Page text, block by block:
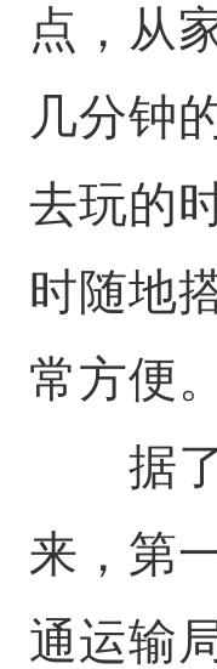
点，从
几分钟
去玩的
时随地
常方便
据了
来，第
通运输